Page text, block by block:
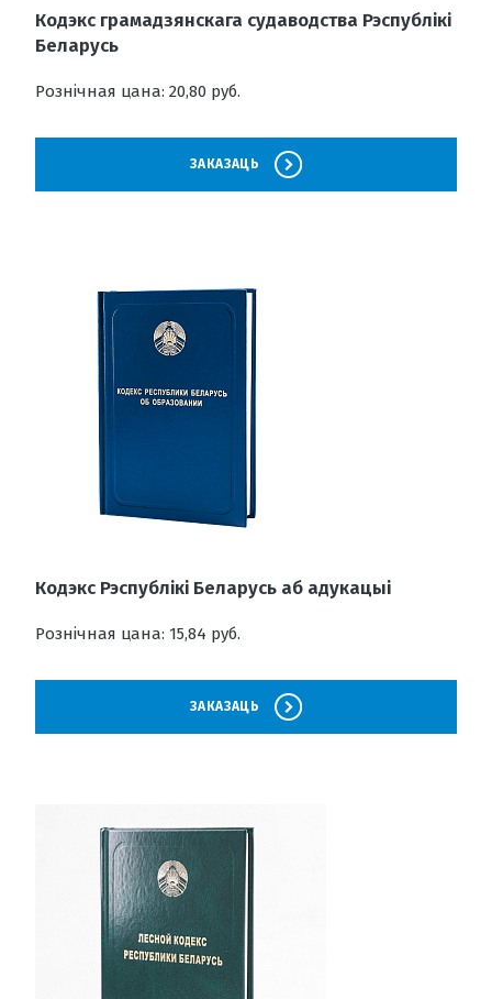
Кодэкс грамадзянскага судаводства Рэспублікі
Беларусь
Рознічная цана: 20,80 руб.
ЗАКАЗАЦЬ
Кодэкс Рэспублікі Беларусь аб адукацыі
Рознічная цана: 15,84 руб.
ЗАКАЗАЦЬ